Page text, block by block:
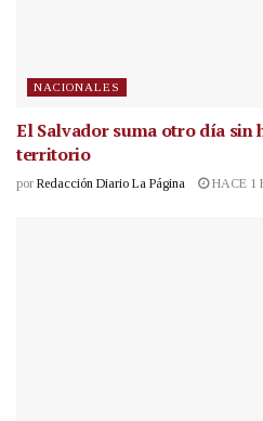
NACIONALES
El Salvador suma otro día sin
territorio
por Redacción Diario La Página HACE 1